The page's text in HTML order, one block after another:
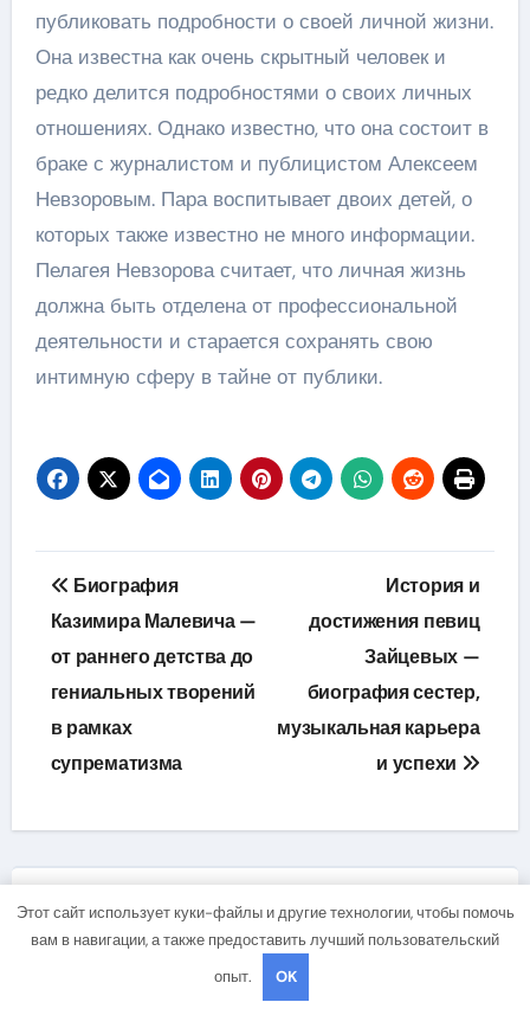
публиковать подробности о своей личной жизни.
Она известна как очень скрытный человек и
редко делится подробностями о своих личных
отношениях. Однако известно, что она состоит в
браке с журналистом и публицистом Алексеем
Невзоровым. Пара воспитывает двоих детей, о
которых также известно не много информации.
Пелагея Невзорова считает, что личная жизнь
должна быть отделена от профессиональной
деятельности и старается сохранять свою
интимную сферу в тайне от публики.
Навигация
по
записям
Биография
Казимира Малевича —
от раннего детства до
гениальных творений
в рамках
супрематизма
История и
достижения певиц
Зайцевых —
биография сестер,
музыкальная карьера
и успехи
Этот сайт использует куки-файлы и другие технологии, чтобы помочь
вам в навигации, а также предоставить лучший пользовательский
опыт.
OK